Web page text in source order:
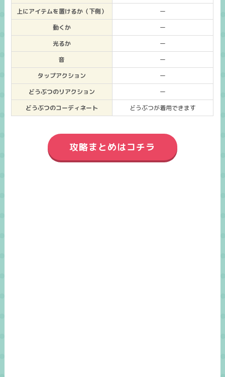
上にアイテムを置けるか（下側）
ー
動くか
ー
光るか
ー
音
ー
タップアクション
ー
どうぶつのリアクション
ー
どうぶつのコーディネート
どうぶつが着用できます
攻略まとめはコチラ